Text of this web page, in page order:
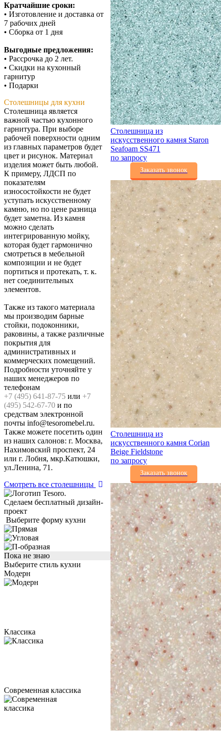
Кратчайшие сроки:
• Изготовление и доставка от
7 рабочих дней
• Сборка от 1 дня
Выгодные предложения:
• Рассрочка до 2 лет.
• Скидки на кухонный
гарнитур
• Подарки
Столешницы для кухни
Столешница является
важной частью кухонного
гарнитура. При выборе
рабочей поверхности одним
из главных параметров будет
цвет и рисунок. Материал
изделия может быть любой.
К примеру, ЛДСП по
показателям
износостойкости не будет
уступать искусственному
камню, но по цене разница
будет заметна. Из камня
можно сделать
интегрированную мойку,
которая будет гармонично
смотреться в мебельной
композиции и не будет
портиться и протекать, т. к.
нет соединительных
элементов.
Также из такого материала
мы производим барные
стойки, подоконники,
раковины, а также различные
покрытия для
административных и
коммерческих помещений.
Подробности уточняйте у
наших менеджеров по
телефонам
+7 (495) 641-87-75 или +7
(495) 542-67-70 и по
средствам электронной
почты info@tesoromebel.ru.
Также можете посетить один
из наших салонов: г. Москва,
Нахимовский проспект, 24
или г. Лобня, мкр.Катюшки,
ул.Ленина, 71.
Смотреть все столешницы
Столешница из
искусственного камня Staron
Seafoam SS471
по запросу
Заказать звонок
Столешница из
искусственного камня Corian
Beige Fieldstone
по запросу
Заказать звонок
Сделаем бесплатный дизайн-
проект
Выберите форму кухни
Пока не знаю
Выберите стиль кухни
Модерн
Классика
Современная классика